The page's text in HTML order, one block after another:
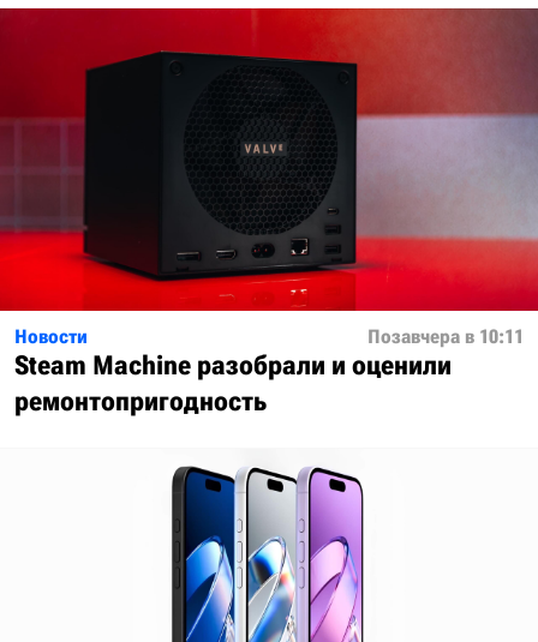
Новости Позавчера в 10:11
Steam Machine разобрали и оценили
ремонтопригодность